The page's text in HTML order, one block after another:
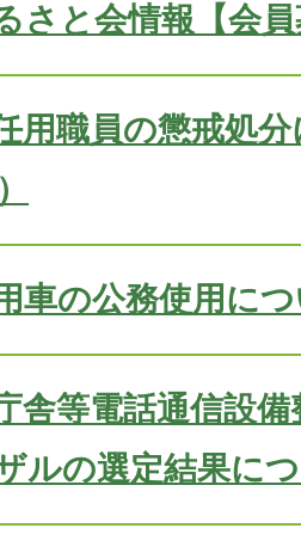
さと会情報【会
用職員の懲戒処
車の公務使用に
舎等電話通信設
ルの選定結果に